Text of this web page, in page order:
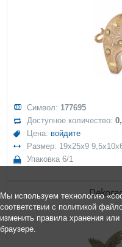
Символ: 177695
Доступное количество:0,
Цена: войдите
Размер: 19x25x9
Упаковка 6/1
Мы используем технологию
соответствии с политикой
изменить правила хранения
браузере.